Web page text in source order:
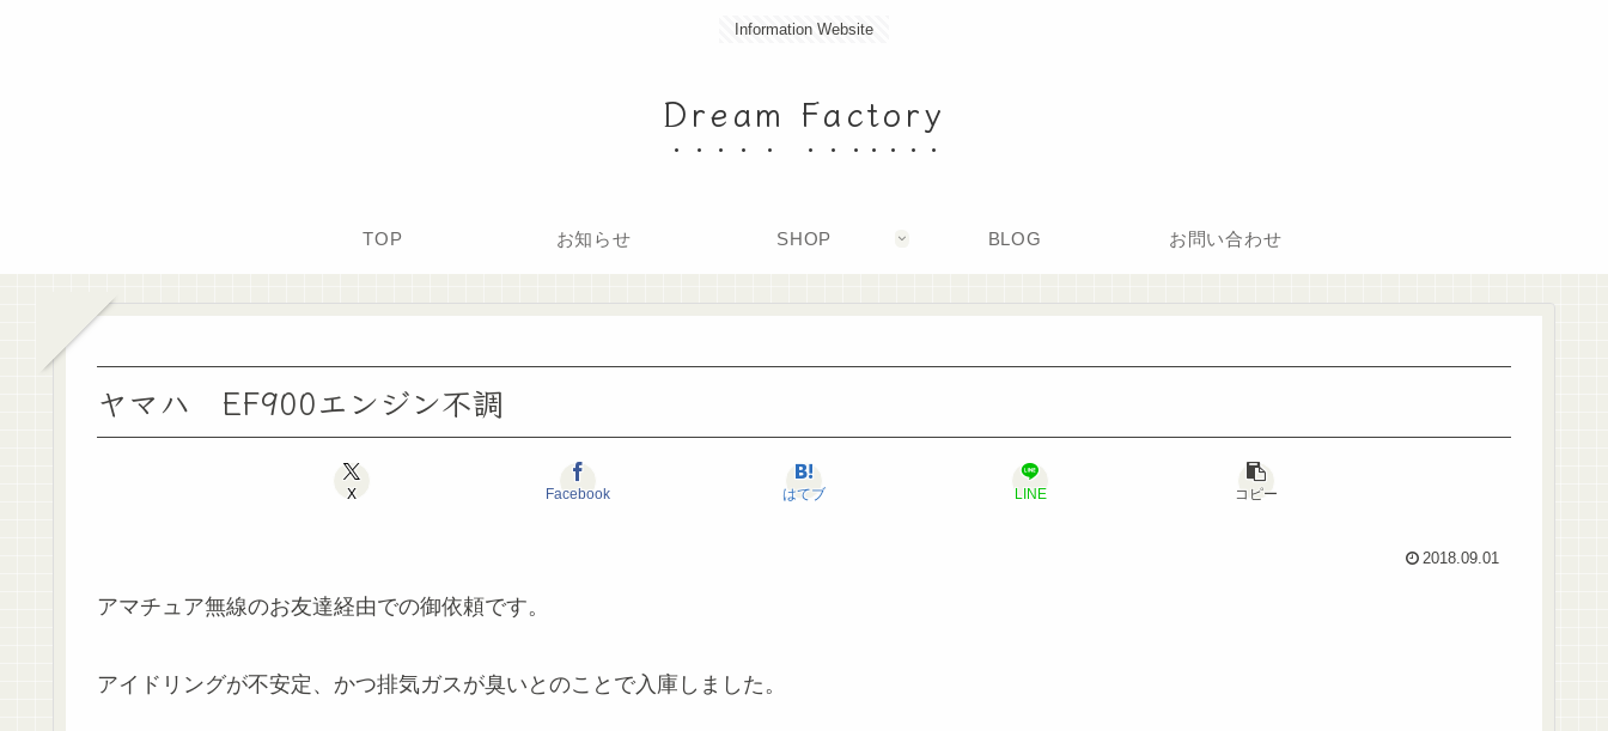
Information Website
Dream Factory
TOP お知らせ SHOP BLOG お問い合わせ
ヤマハ EF900エンジン不調
X Facebook はてブ LINE コピー
2018.09.01
アマチュア無線のお友達経由での御依頼です。
アイドリングが不安定、かつ排気ガスが臭いとのことで入庫しました。